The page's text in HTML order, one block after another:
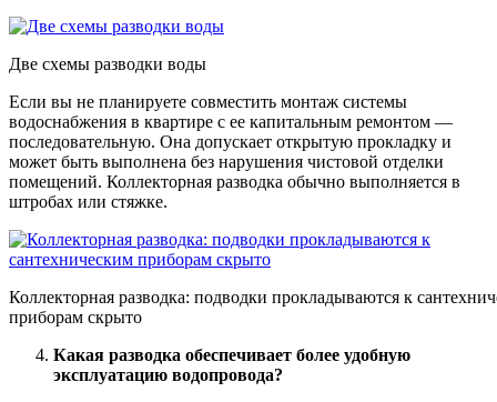
Две схемы разводки воды
Если вы не планируете совместить монтаж системы
водоснабжения в квартире с ее капитальным ремонтом —
последовательную. Она допускает открытую прокладку и
может быть выполнена без нарушения чистовой отделки
помещений. Коллекторная разводка обычно выполняется в
штробах или стяжке.
Коллекторная разводка: подводки прокладываются к
приборам скрыто
Какая разводка обеспечивает более удобную
эксплуатацию водопровода?